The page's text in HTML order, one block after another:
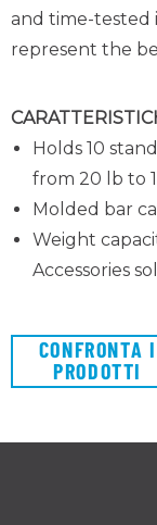
and time-tested
represent the
Holds 10
from 20 lb to
Molded bar
Weight
Accessories
CONFRONTA I
PRODOTTI